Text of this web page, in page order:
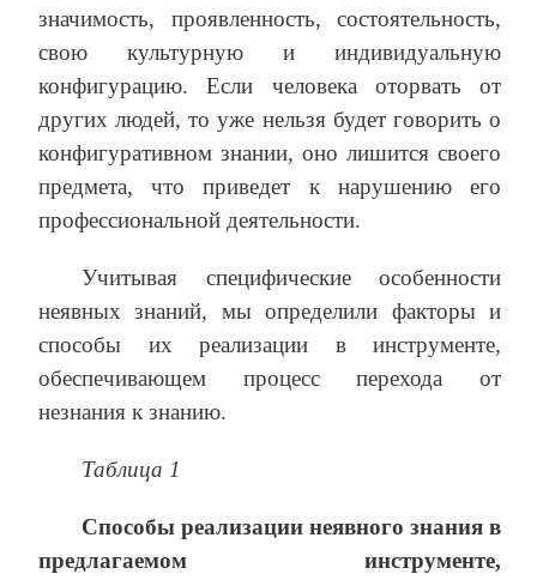
значимость, проявленность, состоятельность,
свою культурную и индивидуальную
конфигурацию. Если человека оторвать от
других людей, то уже нельзя будет говорить о
конфигуративном знании, оно лишится своего
предмета, что приведет к нарушению его
профессиональной деятельности.
Учитывая специфические особенности
неявных знаний, мы определили факторы и
способы их реализации в инструменте,
обеспечивающем процесс перехода от
незнания к знанию.
Таблица 1
Способы реализации неявного знания в
предлагаемом инструменте,